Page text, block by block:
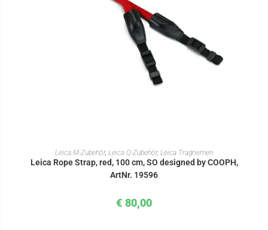
IN DEN WARENKORB
Leica M-Zubehör, Leica Q-Zubehör, Leica Tragriemen
Leica Rope Strap, red, 100 cm, SO designed by COOPH,
ArtNr. 19596
€ 80,00